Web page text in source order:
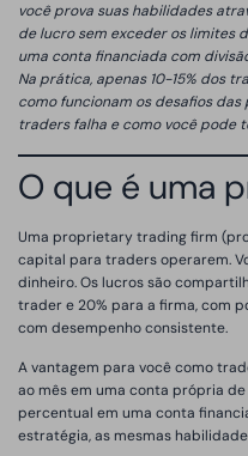
você prova suas habilidades
de lucro sem exceder os limites
uma conta financiada com
Na prática, apenas 10-15% dos
como funcionam os desafios
traders falha e como você pode
O que é uma
Uma proprietary trading firm
capital para traders operarem.
dinheiro. Os lucros são
trader e 20% para a firma, com
com desempenho consistente.
A vantagem para você como
ao mês em uma conta própria
percentual em uma conta
estratégia, as mesmas